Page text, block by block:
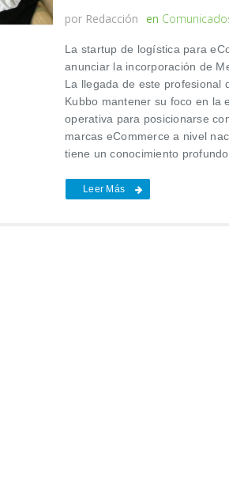
por Redacción en
La startup de logística para
anunciar la incorporación de
La llegada de este profesional
Kubbo mantener su foco en la
operativa para posicionarse
marcas eCommerce a nivel
tiene un conocimiento
Leer Más